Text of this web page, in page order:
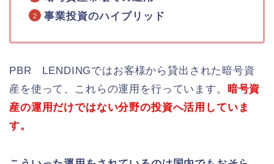
事業投資のハイブリッド
PBR LENDINGではお客様から貸出された暗号資
産を使って、これらの運用を行っています。 暗号資
産の運用だけではない分野の投資へ活用していま
す。